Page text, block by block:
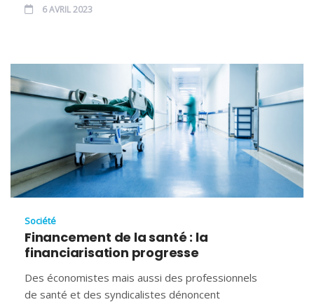
6 AVRIL 2023
Société
Financement de la santé : la
financiarisation progresse
Des économistes mais aussi des professionnels
de santé et des syndicalistes dénoncent